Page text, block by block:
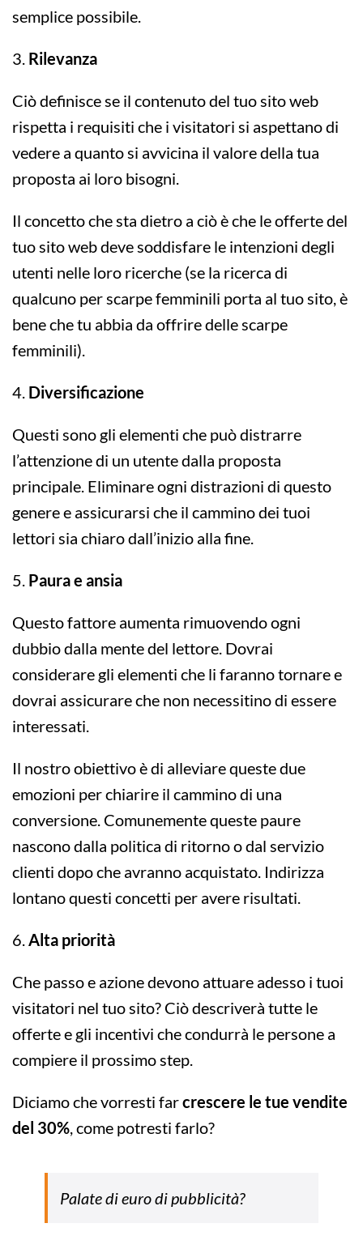
semplice possibile.
3. Rilevanza
Ciò definisce se il contenuto del tuo sito web
rispetta i requisiti che i visitatori si aspettano di
vedere a quanto si avvicina il valore della tua
proposta ai loro bisogni.
Il concetto che sta dietro a ciò è che le offerte del
tuo sito web deve soddisfare le intenzioni degli
utenti nelle loro ricerche (se la ricerca di
qualcuno per scarpe femminili porta al tuo sito, è
bene che tu abbia da offrire delle scarpe
femminili).
4. Diversificazione
Questi sono gli elementi che può distrarre
l’attenzione di un utente dalla proposta
principale. Eliminare ogni distrazioni di questo
genere e assicurarsi che il cammino dei tuoi
lettori sia chiaro dall’inizio alla fine.
5. Paura e ansia
Questo fattore aumenta rimuovendo ogni
dubbio dalla mente del lettore. Dovrai
considerare gli elementi che li faranno tornare e
dovrai assicurare che non necessitino di essere
interessati.
Il nostro obiettivo è di alleviare queste due
emozioni per chiarire il cammino di una
conversione. Comunemente queste paure
nascono dalla politica di ritorno o dal servizio
clienti dopo che avranno acquistato. Indirizza
lontano questi concetti per avere risultati.
6.Alta priorità
Che passo e azione devono attuare adesso i tuoi
visitatori nel tuo sito? Ciò descriverà tutte le
offerte e gli incentivi che condurrà le persone a
compiere il prossimo step.
Diciamo che vorresti farcrescere le tue vendite
del 30%, come potresti farlo?
Palate di euro di pubblicità?